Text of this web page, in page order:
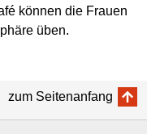
können die Frauen
üben.
zum Seitenanfang